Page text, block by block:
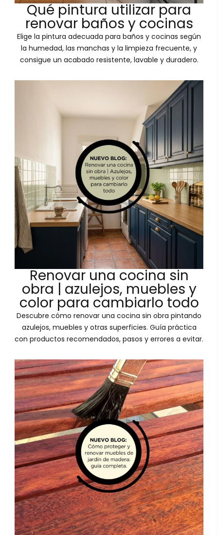
Qué pintura utilizar para
renovar baños y cocinas
Elige la pintura adecuada para baños y cocinas según
la humedad, las manchas y la limpieza frecuente, y
consigue un acabado resistente, lavable y duradero.
Renovar una cocina sin
obra | azulejos, muebles y
color para cambiarlo todo
Descubre cómo renovar una cocina sin obra pintando
azulejos, muebles y otras superficies. Guía práctica
con productos recomendados, pasos y errores a evitar.